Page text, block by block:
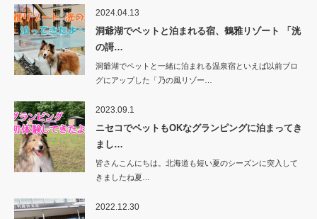
2024.04.13
洞爺湖でペットと泊まれる宿、鶴雅リゾート 「洸
の謌…
洞爺湖でペットと一緒に泊まれる温泉宿といえば以前ブロ
グにアップした「乃の風リゾー…
2023.09.1
ニセコでペットもOKなグランピングに泊まってき
まし…
皆さんこんにちは。北海道も短い夏のシーズンに突入して
きましたね夏…
2022.12.30